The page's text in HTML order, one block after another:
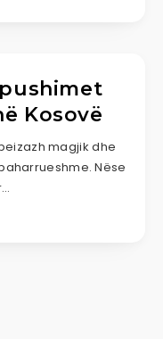
Kosovë
magjik dhe
Nëse